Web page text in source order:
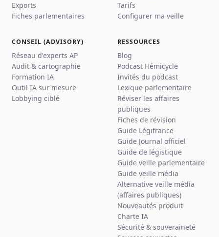
Exports
Fiches parlementaires
Tarifs
Configurer ma veille
CONSEIL (ADVISORY)
Réseau d'experts AP
Audit & cartographie
Formation IA
Outil IA sur mesure
Lobbying ciblé
RESSOURCES
Blog
Podcast Hémicycle
Invités du podcast
Lexique parlementaire
Réviser les affaires
publiques
Fiches de révision
Guide Légifrance
Guide Journal officiel
Guide de légistique
Guide veille parlementaire
Guide veille média
Alternative veille média
(affaires publiques)
Nouveautés produit
Charte IA
Sécurité & souveraineté